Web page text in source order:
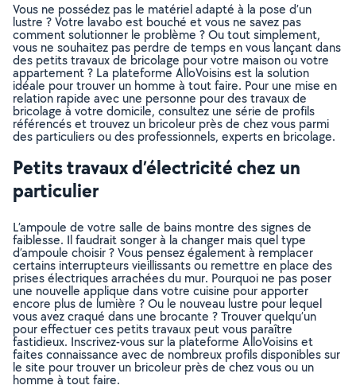
Vous ne possédez pas le matériel adapté à la pose d’un
lustre ? Votre lavabo est bouché et vous ne savez pas
comment solutionner le problème ? Ou tout simplement,
vous ne souhaitez pas perdre de temps en vous lançant dans
des petits travaux de bricolage pour votre maison ou votre
appartement ? La plateforme AlloVoisins est la solution
idéale pour trouver un homme à tout faire. Pour une mise en
relation rapide avec une personne pour des travaux de
bricolage à votre domicile, consultez une série de profils
référencés et trouvez un bricoleur près de chez vous parmi
des particuliers ou des professionnels, experts en bricolage.
Petits travaux d’électricité chez un
particulier
L’ampoule de votre salle de bains montre des signes de
faiblesse. Il faudrait songer à la changer mais quel type
d’ampoule choisir ? Vous pensez également à remplacer
certains interrupteurs vieillissants ou remettre en place des
prises électriques arrachées du mur. Pourquoi ne pas poser
une nouvelle applique dans votre cuisine pour apporter
encore plus de lumière ? Ou le nouveau lustre pour lequel
vous avez craqué dans une brocante ? Trouver quelqu’un
pour effectuer ces petits travaux peut vous paraître
fastidieux. Inscrivez-vous sur la plateforme AlloVoisins et
faites connaissance avec de nombreux profils disponibles sur
le site pour trouver un bricoleur près de chez vous ou un
homme à tout faire.